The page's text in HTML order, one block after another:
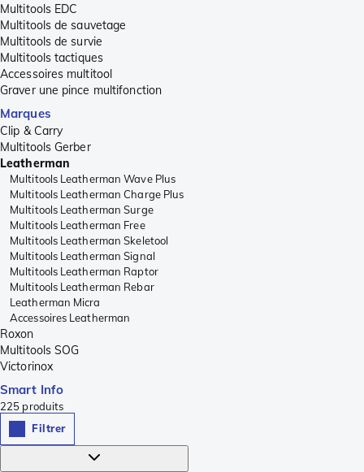
Multitools EDC
Multitools de sauvetage
Multitools de survie
Multitools tactiques
Accessoires multitool
Graver une pince multifonction
Marques
Clip & Carry
Multitools Gerber
Leatherman
Multitools Leatherman Wave Plus
Multitools Leatherman Charge Plus
Multitools Leatherman Surge
Multitools Leatherman Free
Multitools Leatherman Skeletool
Multitools Leatherman Signal
Multitools Leatherman Raptor
Multitools Leatherman Rebar
Leatherman Micra
Accessoires Leatherman
Roxon
Multitools SOG
Victorinox
Smart Info
225 produits
Filtrer